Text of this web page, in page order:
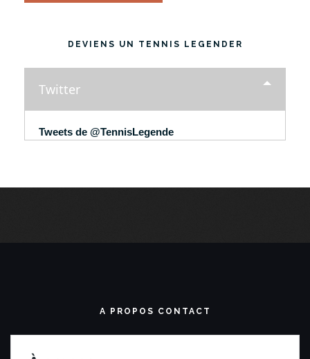
DEVIENS UN TENNIS LEGENDER
Twitter
Tweets de @TennisLegende
A PROPOS CONTACT